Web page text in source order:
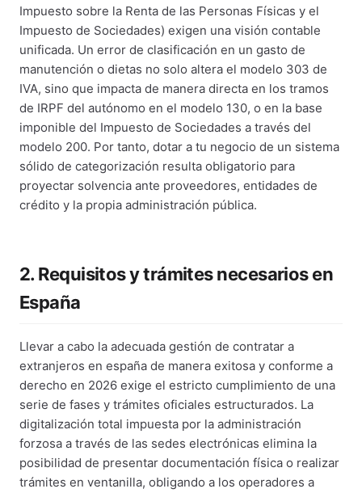
Impuesto sobre la Renta de las Personas Físicas y el
Impuesto de Sociedades) exigen una visión contable
unificada. Un error de clasificación en un gasto de
manutención o dietas no solo altera el modelo 303 de
IVA, sino que impacta de manera directa en los tramos
de IRPF del autónomo en el modelo 130, o en la base
imponible del Impuesto de Sociedades a través del
modelo 200. Por tanto, dotar a tu negocio de un sistema
sólido de categorización resulta obligatorio para
proyectar solvencia ante proveedores, entidades de
crédito y la propia administración pública.
2. Requisitos y trámites necesarios en
España
Llevar a cabo la adecuada gestión de contratar a
extranjeros en españa de manera exitosa y conforme a
derecho en 2026 exige el estricto cumplimiento de una
serie de fases y trámites oficiales estructurados. La
digitalización total impuesta por la administración
forzosa a través de las sedes electrónicas elimina la
posibilidad de presentar documentación física o realizar
trámites en ventanilla, obligando a los operadores a